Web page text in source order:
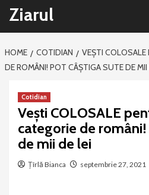
Sari
conținut
Ziarul
HOME COTIDIAN
VEȘTI COLOSALE
DE ROMÂNI! POT CÂȘTIGA SUTE DE MII
Cotidian
Vești COLOSALE
categorie de
de mii de lei
Țîrlă Bianca septembrie 27, 2021